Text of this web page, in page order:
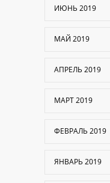
ИЮНЬ 2019
МАЙ 2019
АПРЕЛЬ 2019
МАРТ 2019
ФЕВРАЛЬ 2019
ЯНВАРЬ 2019